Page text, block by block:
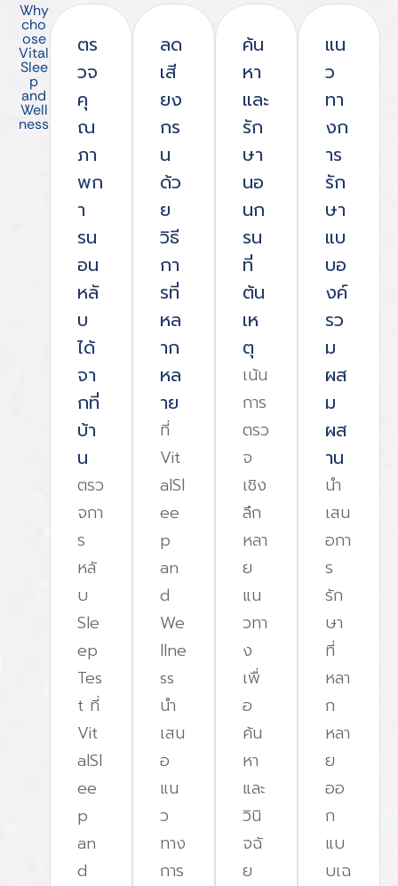
Why
cho
ose
Vital
Slee
p
and
Well
ness
ตร
วจ
คุ
ณ
ภา
พก
า
รน
อน
หลั
บ
ได้
จา
กที่
บ้า
น
ตรว
จกา
ร
หลั
บ
Sle
ep
Tes
t ที่
Vit
alSl
ee
p
an
d
ลด
เสี
ยง
กร
น
ด้ว
ย
วิธี
กา
รที่
หล
าก
หล
าย
ที่
Vit
alSl
ee
p
an
d
We
llne
ss
นํา
เสน
อ
แน
ว
ทาง
การ
ค้น
หา
และ
รัก
ษา
นอ
นก
รน
ที่
ต้น
เห
ตุ
เน้น
การ
ตรว
จ
เชิง
ลึก
หลา
ย
แน
วทา
ง
เพื่
อ
ค้น
หา
และ
วินิ
จฉั
ย
แน
ว
ทา
งก
าร
รัก
ษา
แบ
บอ
งค์
รว
ม
ผส
ม
ผส
าน
นํา
เสน
อกา
ร
รัก
ษา
ที่
หลา
ก
หลา
ย
ออ
ก
แบ
บเฉ